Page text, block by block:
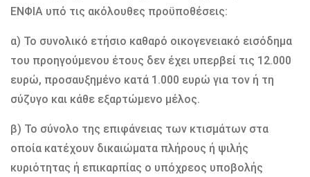
ΕΝΦΙΑ υπό τις ακόλουθες προϋποθέσεις:
α) Το συνολικό ετήσιο καθαρό οικογενειακό εισόδημα
του προηγούμενου έτους δεν έχει υπερβεί τις 12.000
ευρώ, προσαυξημένο κατά 1.000 ευρώ για τον ή τη
σύζυγο και κάθε εξαρτώμενο μέλος.
β) Το σύνολο της επιφάνειας των κτισμάτων στα
οποία κατέχουν δικαιώματα πλήρους ή ψιλής
κυριότητας ή επικαρπίας ο υπόχρεος υποβολής